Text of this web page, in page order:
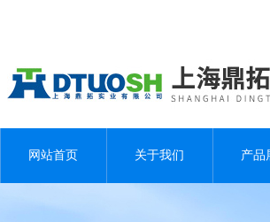
网站首页 关于我们 产品